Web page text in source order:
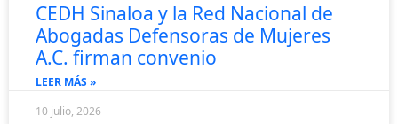
CEDH Sinaloa y la Red Nacional de
Abogadas Defensoras de Mujeres
A.C. firman convenio
LEER MÁS »
10 julio, 2026